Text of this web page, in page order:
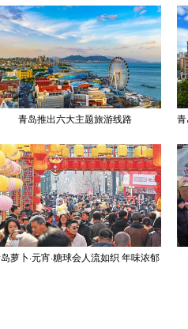
青岛推出六大主题旅游线路
萝卜·元宵·糖球会人流如织 年味浓郁